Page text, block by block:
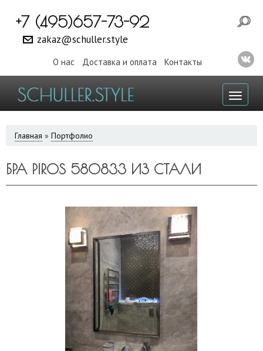
+7 (495)657-73-92
zakaz@schuller.style
О нас Доставка и оплата Контакты
ВЫ
Главная » Портфолио
БРА PIROS 580833 ИЗ СТАЛИ